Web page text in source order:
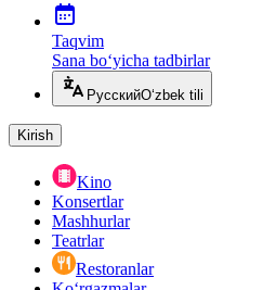
Taqvim
Sana bo‘yicha tadbirlar
РусскийO‘zbek tili
Kirish
Kino
Konsertlar
Mashhurlar
Teatrlar
Restoranlar